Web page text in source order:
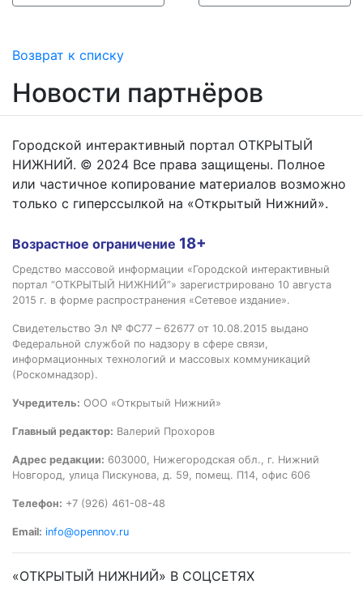
Возврат к списку
Новости партнёров
Городской интерактивный портал ОТКРЫТЫЙ
НИЖНИЙ. © 2024 Все права защищены. Полное
или частичное копирование материалов возможно
только с гиперссылкой на «Открытый Нижний».
Возрастное ограничение 18+
Средство массовой информации «Городской интерактивный
портал “ОТКРЫТЫЙ НИЖНИЙ”» зарегистрировано 10 августа
2015 г. в форме распространения «Сетевое издание».
Свидетельство Эл № ФС77 – 62677 от 10.08.2015 выдано
Федеральной службой по надзору в сфере связи,
информационных технологий и массовых коммуникаций
(Роскомнадзор).
Учредитель: ООО «Открытый Нижний»
Главный редактор: Валерий Прохоров
Адрес редакции: 603000, Нижегородская обл., г. Нижний
Новгород, улица Пискунова, д. 59, помещ. П14, офис 606
Телефон: +7 (926) 461-08-48
Email: info@opennov.ru
«ОТКРЫТЫЙ НИЖНИЙ» В СОЦСЕТЯХ